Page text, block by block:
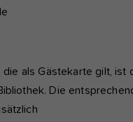
die als Gästekarte gilt, ist
Die